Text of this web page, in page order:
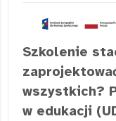
Szkolenie
wszystkich?
w edukacji